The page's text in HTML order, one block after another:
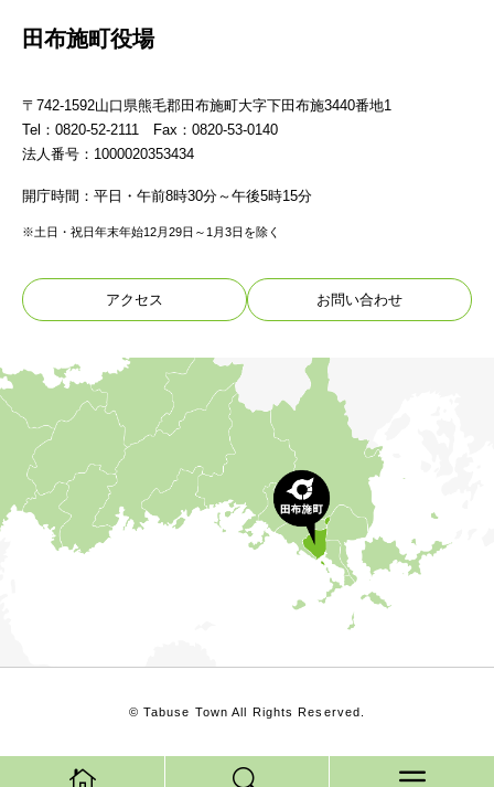
田布施町役場
〒742-1592山口県熊毛郡田布施町大字下田布施3440番地1
Tel：0820-52-2111 Fax：0820-53-0140
法人番号：1000020353434
開庁時間：平日・午前8時30分～午後5時15分
※土日・祝日年末年始12月29日～1月3日を除く
アクセス お問い合わせ
© Tabuse Town All Rights Reserved.